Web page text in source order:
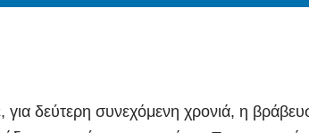
για δεύτερη συνεχόμενη χρονιά, η